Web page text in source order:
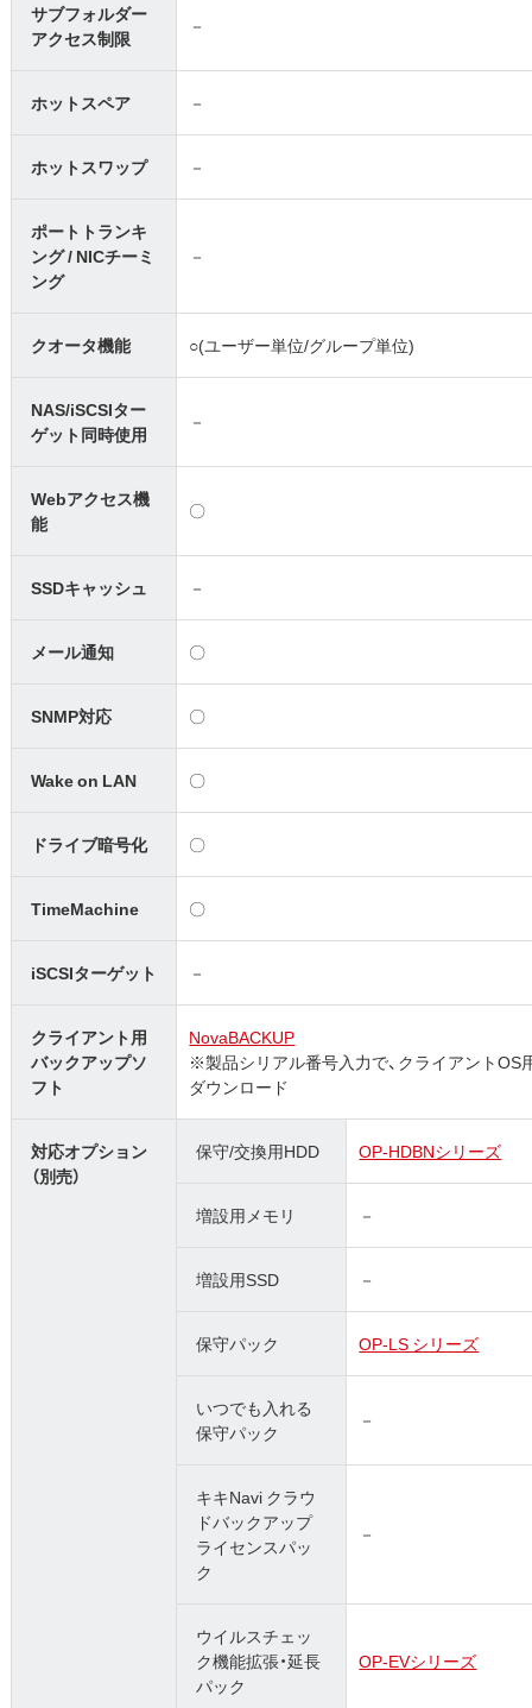
サブフォルダー
アクセス制限
－
ホットスペア －
ホットスワップ －
ポートトランキ
ング / NICチーミ
ング
－
クオータ機能 ○(ユーザー単位/グループ単位)
NAS/iSCSIター
ゲット同時使用
－
Webアクセス機
能
〇
SSDキャッシュ －
メール通知 〇
SNMP対応 〇
Wake on LAN 〇
ドライブ暗号化 〇
TimeMachine 〇
iSCSIターゲット －
クライアント用
バックアップソ
フト
NovaBACKUP
※製品シリアル番号入力で、クライアントOS
ダウンロード
対応オプション
（別売）
保守/交換用HDD OP-HDBNシリーズ
増設用メモリ －
増設用SSD －
保守パック OP-LS シリーズ
いつでも入れる
保守パック
－
キキNavi クラウ
ドバックアップ
ライセンスパッ
ク
－
ウイルスチェッ
ク機能拡張・延長
パック
OP-EVシリーズ